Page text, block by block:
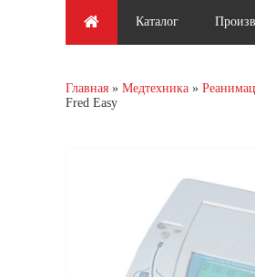
Главное менюКаталог
Главная Медтехника
Fred Easy